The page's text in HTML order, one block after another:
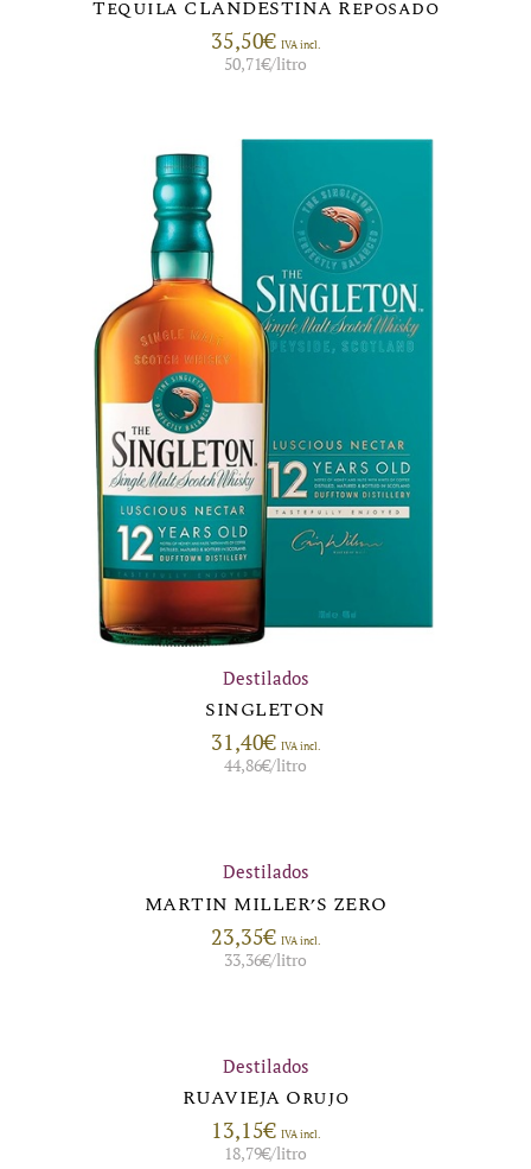
Tequila CLANDESTINA Reposado
35,50€ IVA incl.
50,71€/litro
Destilados
SINGLETON
31,40€ IVA incl.
44,86€/litro
Destilados
MARTIN MILLER’S ZERO
23,35€ IVA incl.
33,36€/litro
Destilados
RUAVIEJA Orujo
13,15€ IVA incl.
18,79€/litro